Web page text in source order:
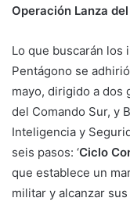
Operación Lanza
Lo que buscarán los
Pentágono se
mayo, dirigido a
del Comando Sur, y
Inteligencia y
seis pasos: ‘Ciclo
que establece un
militar y alcanzar